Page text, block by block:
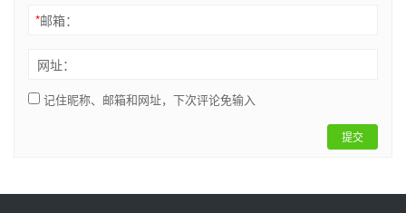
*邮箱：
网址：
记住昵称、邮箱和网址，下次评论免输入
提交